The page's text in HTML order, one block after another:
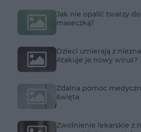
Jak nie opalić twarzy
maseczką?
Dzieci umierają z
Atakuje je nowy wirus?
Zdalna pomoc
święta
Zwolnienie lekarskie z